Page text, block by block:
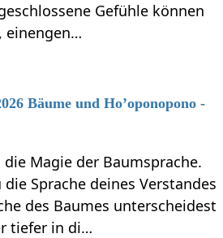
Gefühle können
einengen…
Bäume und Ho’oponopono -
die Magie der Baumsprache.
die Sprache deines Verstandes
des Baumes unterscheidest
tiefer in di…